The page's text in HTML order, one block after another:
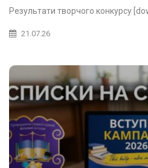
Результати творчого конкурсу
21.07.26